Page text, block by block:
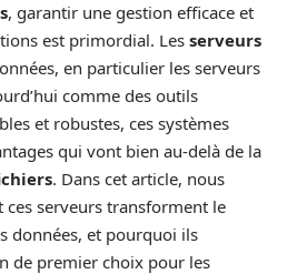
, garantir une gestion efficace et
est primordial. Les serveurs
en particulier les serveurs
comme des outils
et robustes, ces systèmes
qui vont bien au-delà de la
. Dans cet article, nous
serveurs transforment le
données, et pourquoi ils
de premier choix pour les